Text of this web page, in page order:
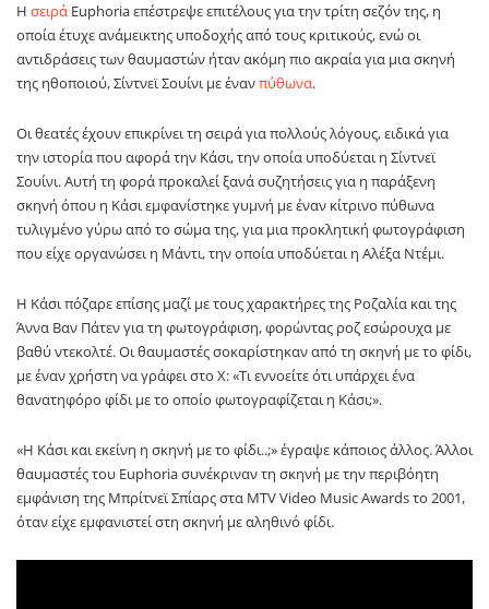
Η σειρά Euphoria επέστρεψε επιτέλους για την τρίτη σεζόν της, η
οποία έτυχε ανάμεικτης υποδοχής από τους κριτικούς, ενώ οι
αντιδράσεις των θαυμαστών ήταν ακόμη πιο ακραία για μια σκηνή
της ηθοποιού, Σίντνεϊ Σουίνι με ένανπύθωνα.
Οι θεατές έχουν επικρίνει τη σειρά για πολλούς λόγους, ειδικά για
την ιστορία που αφορά την Κάσι, την οποία υποδύεται η Σίντνεϊ
Σουίνι. Αυτή τη φορά προκαλεί ξανά συζητήσεις για η παράξενη
σκηνή όπου η Κάσι εμφανίστηκε γυμνή με έναν κίτρινο πύθωνα
τυλιγμένο γύρω από το σώμα της, για μια προκλητική φωτογράφιση
που είχε οργανώσει η Μάντι, την οποία υποδύεται η Αλέξα Ντέμι.
Η Κάσι πόζαρε επίσης μαζί με τους χαρακτήρες της Ροζαλία και της
Άννα Βαν Πάτεν για τη φωτογράφιση, φορώντας ροζ εσώρουχα με
βαθύ ντεκολτέ. Οι θαυμαστές σοκαρίστηκαν από τη σκηνή με το φίδι,
με έναν χρήστη να γράφει στο X: «Τι εννοείτε ότι υπάρχει ένα
θανατηφόρο φίδι με το οποίο φωτογραφίζεται η Κάσι;».
«Η Κάσι και εκείνη η σκηνή με το φίδι..;» έγραψε κάποιος άλλος. Άλλοι
θαυμαστές του Euphoria συνέκριναν τη σκηνή με την περιβόητη
εμφάνιση της Μπρίτνεϊ Σπίαρς στα MTV Video Music Awards το 2001,
όταν είχε εμφανιστεί στη σκηνή με αληθινό φίδι.